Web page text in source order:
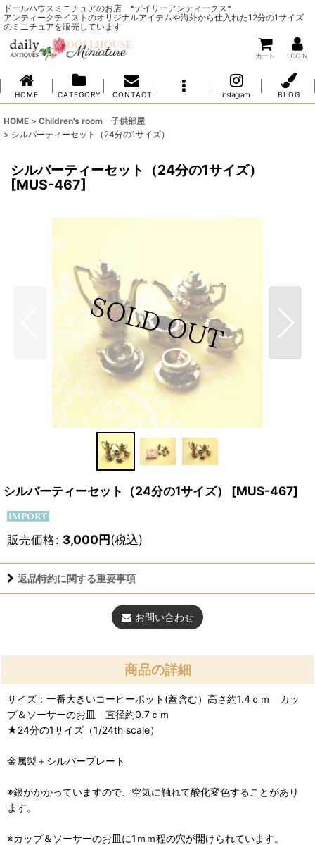
ドールハウスミニチュアのお店 *デイリーアンティークス*
アンティークテイストのオリジナルアイテムや海外から仕入れた12分の1サイズ
のミニチュアを販売しています
カート LOG IN
H O M E C A T E G O R Y C O N T A C T instagram B L O G
HOME > Children's room 子供部屋
> シルバーティーセット（24分の1サイズ）
シルバーティーセット（24分の1サイズ）
[MUS-467]
シルバーティーセット（24分の1サイズ） [MUS-467]
販売価格: 3,000円(税込)
返品特約に関する重要事項
お問い合わせ
商品の詳細
サイズ：一番大きいコーヒーポット(蓋含む）高さ約1.4ｃｍ カッ
プ＆ソーサーのお皿 直径約0.7ｃｍ
★24分の1サイズ（1/24th scale）
金属製＋シルバープレート
※銀がかかっていますので、空気に触れて酸化変色することがあり
ます。
※カップ＆ソーサーのお皿に1ｍｍ程の穴が開けられています。